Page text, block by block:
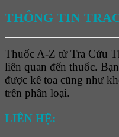
THÔNG TIN
Thuốc A-Z từ Tra Cứu
liên quan đến thuốc.
được kê toa cũng như
trên phân loại.
LIÊN HỆ: